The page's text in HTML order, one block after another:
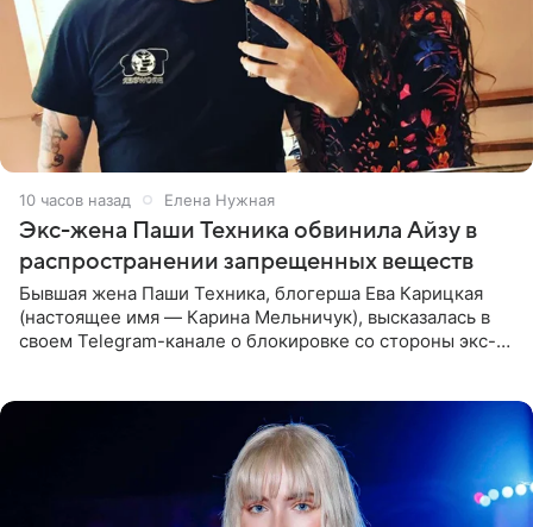
10 часов назад Елена Нужная
Экс-жена Паши Техника обвинила Айзу в
распространении запрещенных веществ
Бывшая жена Паши Техника, блогерша Ева Карицкая
(настоящее имя — Карина Мельничук), высказалась в
своем Telegram-канале о блокировке со стороны экс-